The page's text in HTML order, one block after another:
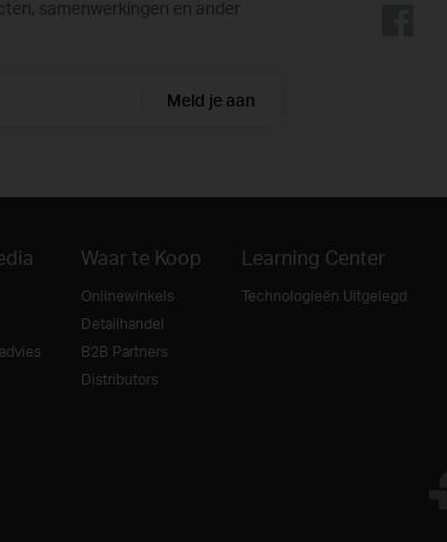
samenwerkingen en ander
Meld je aan
Waar te Koop
Onlinewinkels
Detailhandel
B2B Partners
Distributors
Learning Center
Technologieën Uitgelegd